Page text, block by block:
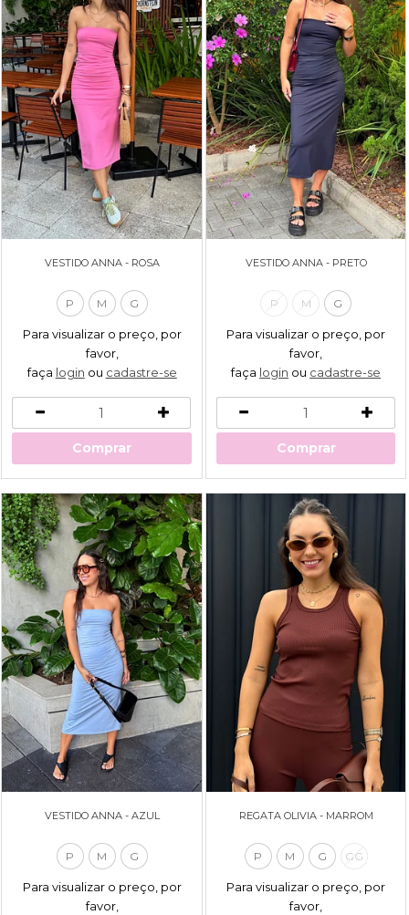
VESTIDO ANNA - ROSA
P M G
Para visualizar o preço, por
favor,
faça login ou cadastre-se
Comprar
VESTIDO ANNA - PRETO
P M G
Para visualizar o preço, por
favor,
faça login ou cadastre-se
Comprar
VESTIDO ANNA - AZUL
P M G
Para visualizar o preço, por
favor,
REGATA OLIVIA - MARROM
P M G GG
Para visualizar o preço, por
favor,